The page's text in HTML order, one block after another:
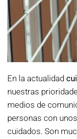
En la actualidad
nuestras
medios de
personas con
cuidados. Son